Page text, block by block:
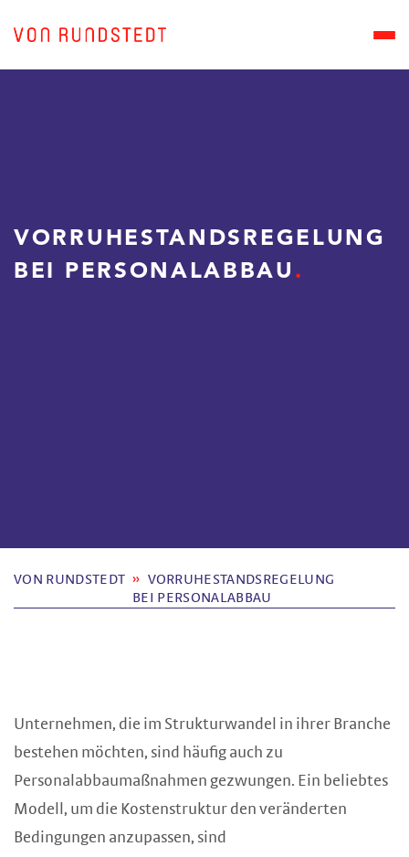
VORRUHESTANDS­REGELUNG
BEI PERSONALABBAU
VON RUNDSTEDT
VORRUHESTANDS­REGELUNG
BEI PERSONALABBAU
Unternehmen, die im Strukturwandel in ihrer Branche
bestehen möchten, sind häufig auch zu
Personalabbaumaßnahmen gezwungen. Ein beliebtes
Modell, um die Kostenstruktur den veränderten
Bedingungen anzupassen, sind